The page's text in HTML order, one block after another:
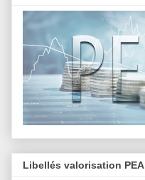
Libellés valorisation PEA